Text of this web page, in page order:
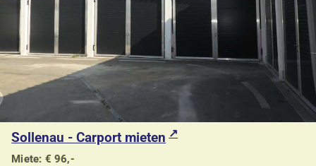
Sollenau - Carport mieten
Miete: € 96,-